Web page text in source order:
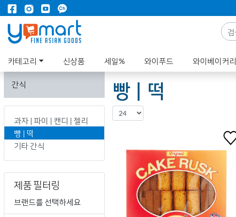
카테고리 신상품 세일% 와이푸드 와이베이커리
간식
과자 | 파이 | 캔디 | 젤리
빵 | 떡
기타 간식
제품 필터링
브랜드를 선택하세요
빵 | 떡